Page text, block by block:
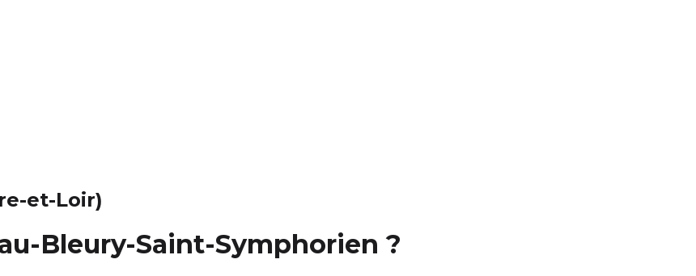
et-Loir)
Bleury-Saint-Symphorien ?